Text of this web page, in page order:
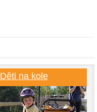
Děti na kole